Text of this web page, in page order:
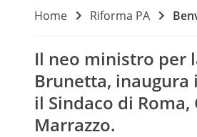
Home Riforma PA
Il neo ministro per
Brunetta, inaugura
il Sindaco di Roma,
Marrazzo.